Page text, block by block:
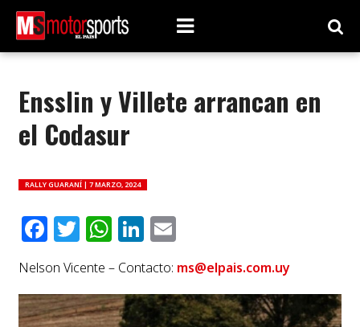
Ensslin y Villete arrancan en
el Codasur
RALLY GUARANÍ | 7 MARZO, 2024
Facebook
Twitter
WhatsApp
LinkedIn
Email
Nelson Vicente – Contacto: ms@elpais.com.uy